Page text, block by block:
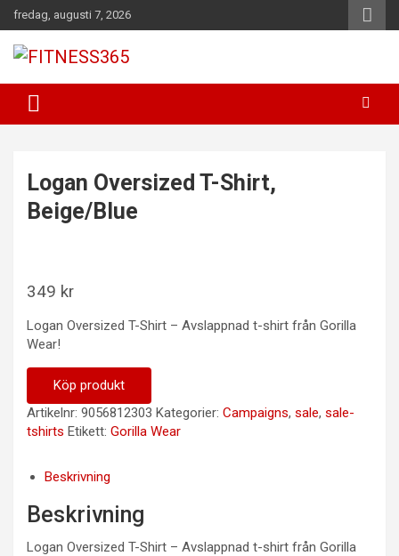
Hoppa
till
innehåll
fredag, augusti 7, 2026
FITNESS365
Logan Oversized T-Shirt,
Beige/Blue
349 kr
Logan Oversized T-Shirt – Avslappnad t-shirt från Gorilla
Wear!
Köp produkt
Artikelnr: 9056812303 Kategorier: Campaigns, sale, sale-
tshirts Etikett: Gorilla Wear
Beskrivning
Beskrivning
Logan Oversized T-Shirt – Avslappnad t-shirt från Gorilla